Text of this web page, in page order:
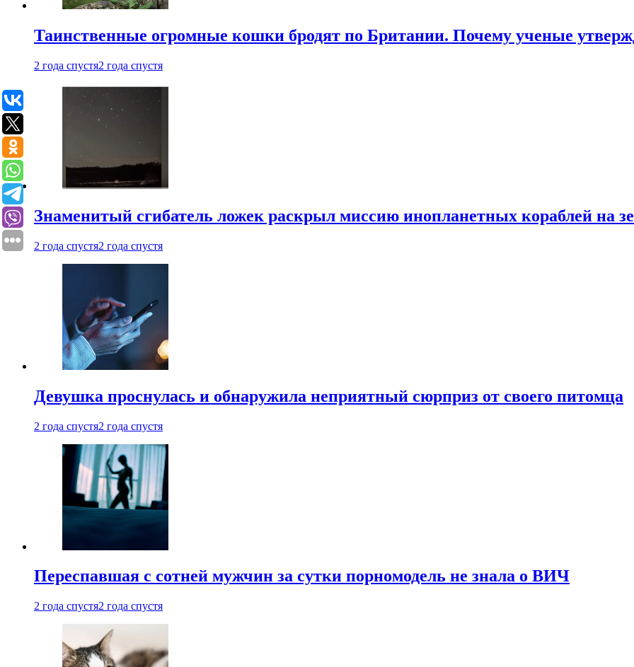
Таинственные огромные кошки бродят по Британии. Почему ученые
2 года спустя2 года спустя
Знаменитый сгибатель ложек раскрыл миссию инопланетных кораблей на
2 года спустя2 года спустя
Девушка проснулась и обнаружила неприятный сюрприз от своего питомца
2 года спустя2 года спустя
Переспавшая с сотней мужчин за сутки порномодель не знала о ВИЧ
2 года спустя2 года спустя